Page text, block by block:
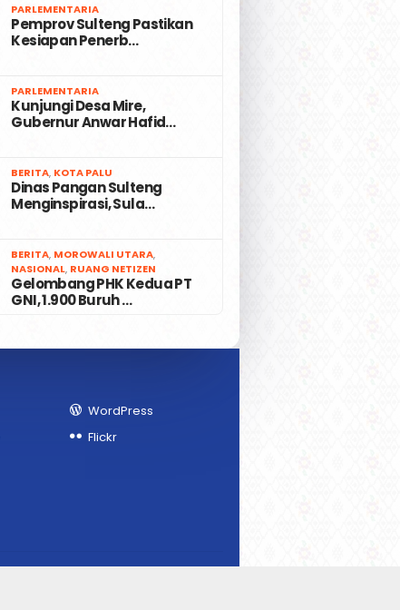
PARLEMENTARIA
Pemprov Sulteng Pastikan
Kesiapan Penerb…
PARLEMENTARIA
Kunjungi Desa Mire,
Gubernur Anwar Hafid…
BERITA, KOTA PALU
Dinas Pangan Sulteng
Menginspirasi, Sula…
BERITA, MOROWALI UTARA,
NASIONAL, RUANG NETIZEN
Gelombang PHK Kedua PT
GNI, 1.900 Buruh …
WordPress
Flickr